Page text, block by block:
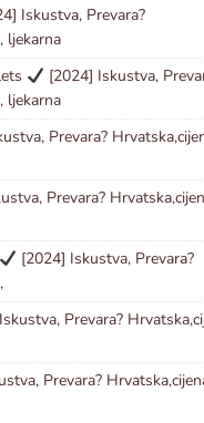
Iskustva, Prevara?
ljekarna
[2024] Iskustva,
ljekarna
Prevara?
Prevara?
[2024] Iskustva, Prevara?
Prevara?
Prevara?